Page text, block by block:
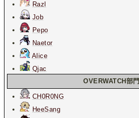
Razl
Job
Pepo
Naetor
Alice
Qjac
OVERWATCH部門
CH0R0NG
HeeSang